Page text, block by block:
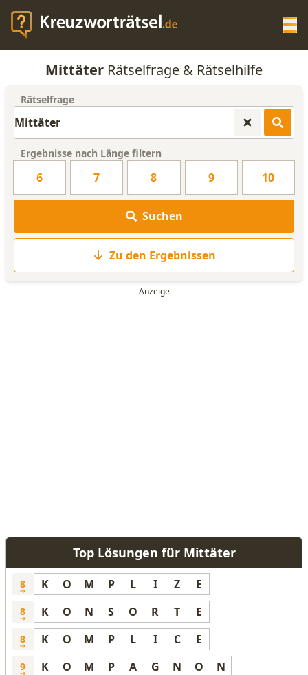
KREUZWORTRÄTSEL-HILFE
WORTLISTE
Mittäter Rätselfrage & Rätselhilfe
Rätselfrage
Ergebnisse nach Länge filtern
6 7 8 9 10
Suchen
Zu den Ergebnissen
Top Lösungen für Mittäter
8 K O M P L I Z E
8 K O N S O R T E
8 K O M P L I C E
9 K O M P A G N O N